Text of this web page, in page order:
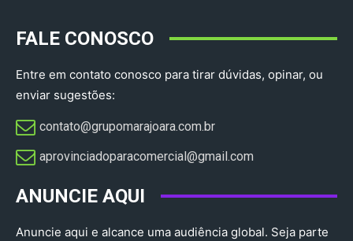
FALE CONOSCO
Entre em contato conosco para tirar dúvidas, opinar, ou
enviar sugestões:
contato@grupomarajoara.com.br
aprovinciadoparacomercial@gmail.com​
ANUNCIE AQUI
Anuncie aqui e alcance uma audiência global. Seja parte